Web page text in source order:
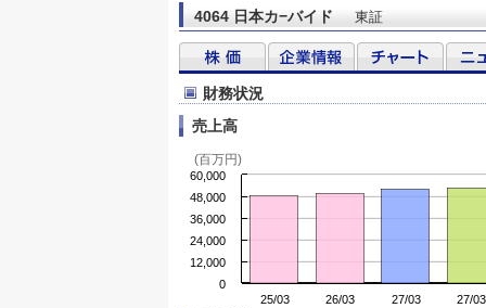
4064 日本カ−バイド 東証